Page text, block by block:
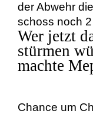
der Abwehr
schoss noch
Wer jetzt
stürmen
machte
Chance um